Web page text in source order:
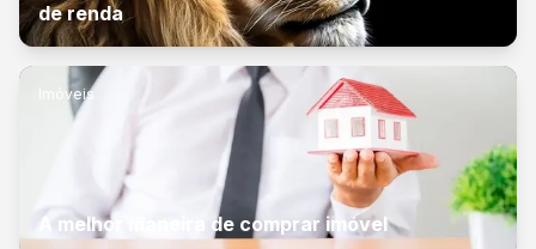
de renda
Imóveis
A melhor maneira de comprar imóvel